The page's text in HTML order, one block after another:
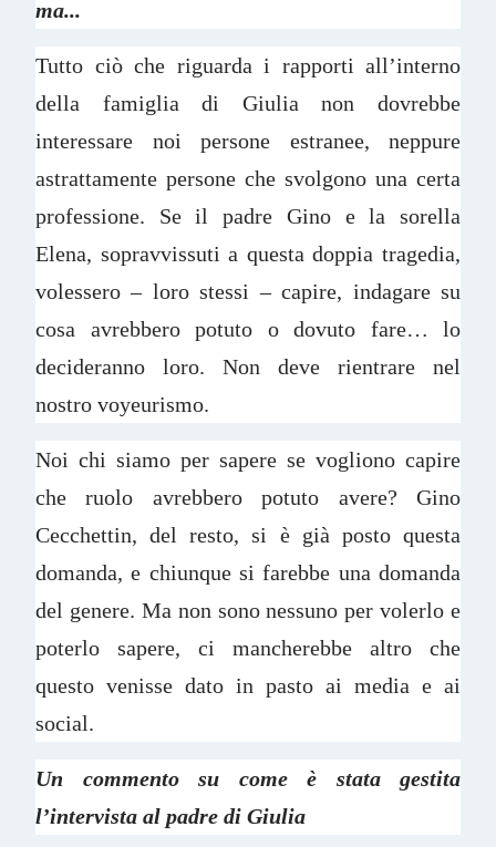
ma...
Tutto ciò che riguarda i rapporti all’interno
della famiglia di Giulia non dovrebbe
interessare noi persone estranee, neppure
astrattamente persone che svolgono una certa
professione. Se il padre Gino e la sorella
Elena, sopravvissuti a questa doppia tragedia,
volessero – loro stessi – capire, indagare su
cosa avrebbero potuto o dovuto fare… lo
decideranno loro. Non deve rientrare nel
nostro voyeurismo.
Noi chi siamo per sapere se vogliono capire
che ruolo avrebbero potuto avere? Gino
Cecchettin, del resto, si è già posto questa
domanda, e chiunque si farebbe una domanda
del genere. Ma non sono nessuno per volerlo e
poterlo sapere, ci mancherebbe altro che
questo venisse dato in pasto ai media e ai
social.
Un commento su come è stata gestita
l’intervista al padre di Giulia